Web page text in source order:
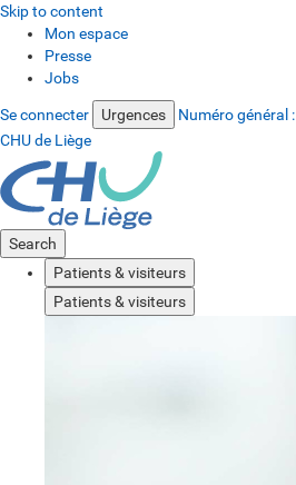
Skip to content
Mon espace
Presse
Jobs
Se connecter Urgences Numéro général :
CHU de Liège
Search
Patients & visiteurs
Patients & visiteurs